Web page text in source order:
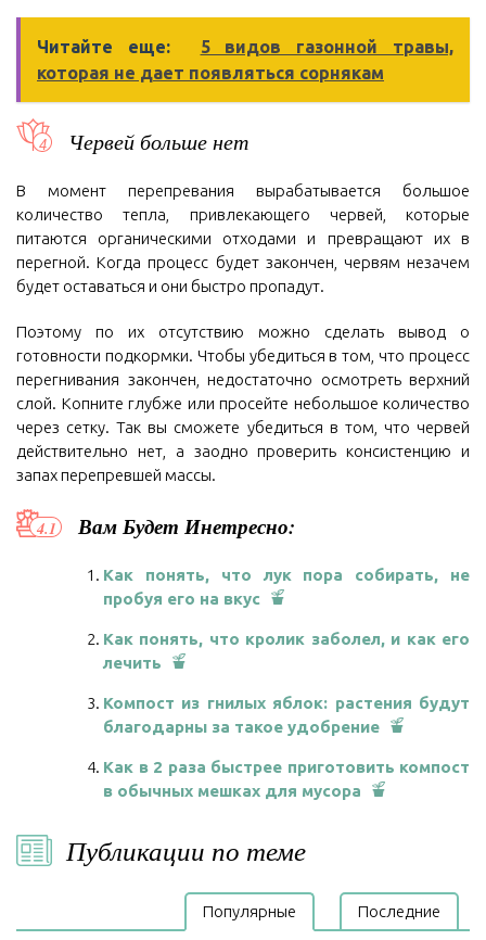
Читайте еще:
5 видов газонной травы,
которая не дает появляться сорнякам
Червей больше нет
В момент перепревания вырабатывается большое
количество тепла, привлекающего червей, которые
питаются органическими отходами и превращают их в
перегной. Когда процесс будет закончен, червям незачем
будет оставаться и они быстро пропадут.
Поэтому по их отсутствию можно сделать вывод о
готовности подкормки. Чтобы убедиться в том, что процесс
перегнивания закончен, недостаточно осмотреть верхний
слой. Копните глубже или просейте небольшое количество
через сетку. Так вы сможете убедиться в том, что червей
действительно нет, а заодно проверить консистенцию и
запах перепревшей массы.
Вам Будет Инетресно:
Как понять, что лук пора собирать, не
пробуя его на вкус
Как понять, что кролик заболел, и как его
лечить
Компост из гнилых яблок: растения будут
благодарны за такое удобрение
Как в 2 раза быстрее приготовить компост
в обычных мешках для мусора
Публикации по теме
Популярные Последние